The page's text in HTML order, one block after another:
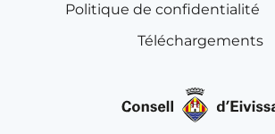
Politique de confidentialité
Téléchargements